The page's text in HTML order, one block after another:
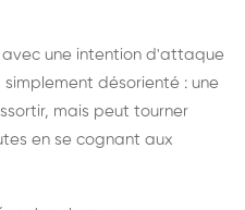
une intention d'attaque
désorienté : une
mais peut tourner
en se cognant aux